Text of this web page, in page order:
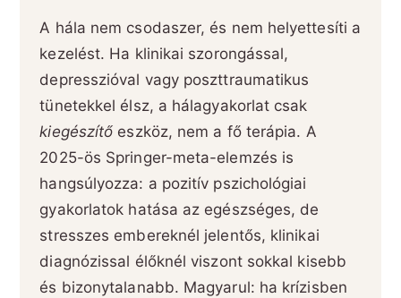
A hála nem csodaszer, és nem helyettesíti a
kezelést. Ha klinikai szorongással,
depresszióval vagy poszttraumatikus
tünetekkel élsz, a hálagyakorlat csak
kiegészítő eszköz, nem a fő terápia. A
2025-ös Springer-meta-elemzés is
hangsúlyozza: a pozitív pszichológiai
gyakorlatok hatása az egészséges, de
stresszes embereknél jelentős, klinikai
diagnózissal élőknél viszont sokkal kisebb
és bizonytalanabb. Magyarul: ha krízisben